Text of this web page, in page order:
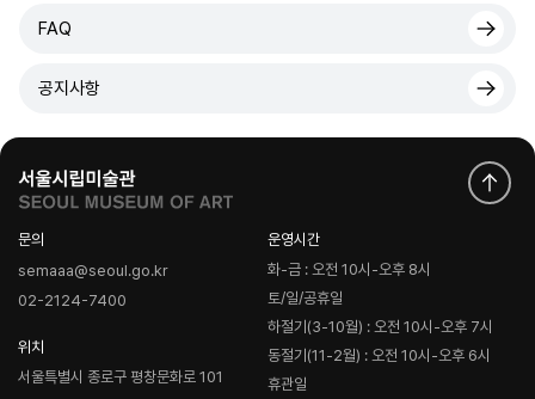
FAQ
공지사항
문의
semaaa@seoul.go.kr
02-2124-7400
위치
서울특별시 종로구 평창문화로 101
운영시간
화-금 : 오전 10시-오후 8시
토/일/공휴일
하절기(3-10월) : 오전 10시-오후 7시
동절기(11-2월) : 오전 10시-오후 6시
휴관일